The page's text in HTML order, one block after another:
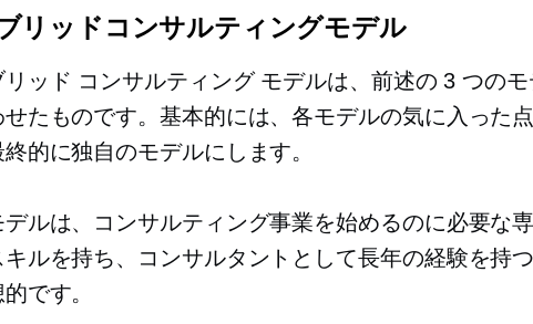
リッドコンサルティングモデル
ッド コンサルティング モデルは、前述の 3 つの
たものです。基本的には、各モデルの気に入った
的に独自のモデルにします。
デルは、コンサルティング事業を始めるのに必要な
ルを持ち、コンサルタントとして長年の経験を持
です。